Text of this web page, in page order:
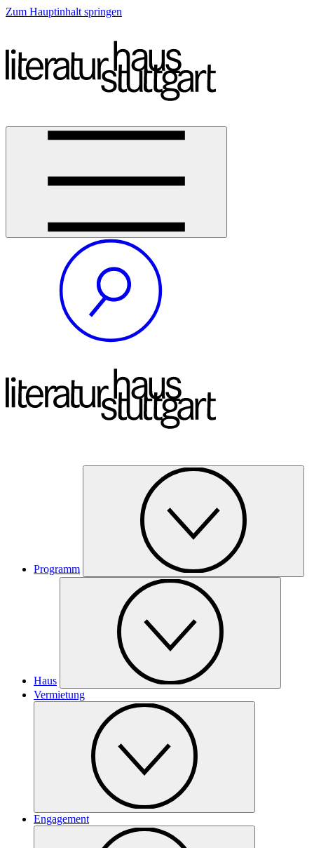
Zum Hauptinhalt springen
Programm
Haus
Vermietung
Engagement